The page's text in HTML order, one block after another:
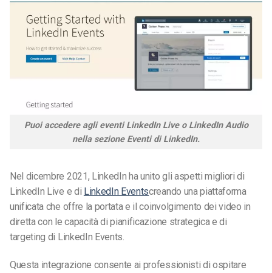
Puoi accedere agli eventi LinkedIn Live o LinkedIn Audio
nella sezione Eventi di LinkedIn.
Nel dicembre 2021, LinkedIn ha unito gli aspetti migliori di
LinkedIn Live e di LinkedIn Eventscreando una piattaforma
unificata che offre la portata e il coinvolgimento dei video in
diretta con le capacità di pianificazione strategica e di
targeting di LinkedIn Events.
Questa integrazione consente ai professionisti di ospitare